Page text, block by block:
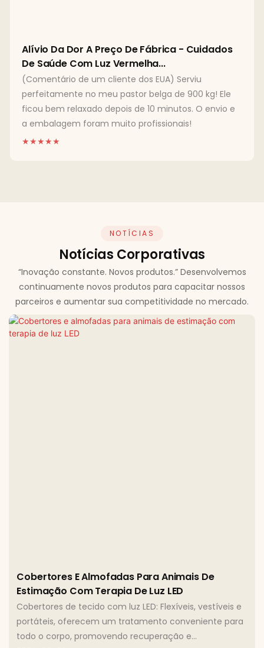
Alívio Da Dor A Preço De Fábrica - Cuidados
De Saúde Com Luz Vermelha...
(Comentário de um cliente dos EUA) Serviu
perfeitamente no meu pastor belga de 900 kg! Ele
ficou bem relaxado depois de 10 minutos. O envio e
a embalagem foram muito profissionais!
★★★★★
NOTÍCIAS
Notícias Corporativas
“Inovação constante. Novos produtos.” Desenvolvemos
continuamente novos produtos para capacitar nossos
parceiros e aumentar sua competitividade no mercado.
Cobertores E Almofadas Para Animais De
Estimação Com Terapia De Luz LED
Cobertores de tecido com luz LED: Flexíveis, vestíveis e
portáteis, oferecem um tratamento conveniente para
todo o corpo, promovendo recuperação e